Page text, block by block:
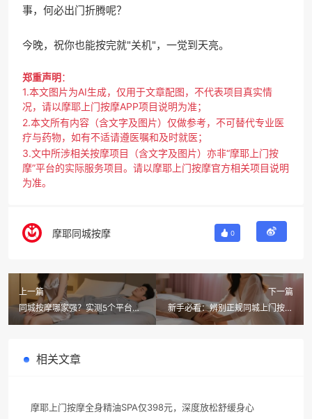
事，何必出门折腾呢？
今晚，祝你也能按完就"关机"，一觉到天亮。
郑重声明：
1.本文图片为AI生成，仅用于文章配图，不代表项目真实情
况，请以摩耶上门按摩APP项目说明为准；
2.本文所有内容（含文字及图片）仅做参考，不可替代专业医
疗与药物，如有不适请遵医嘱和及时就医；
3.文中所涉相关按摩项目（含文字及图片）亦非“摩耶上门按
摩”平台的实际服务项目。请以摩耶上门按摩官方相关项目说明
为准。
摩耶同城按摩 0
上一篇
同城按摩哪家强？实测5个平台
后，我锁定了摩耶上门按摩的这份
下一篇
新手必看：辨别正规同城上门按摩
平台，摩耶上门按摩这5点太靠谱
相关文章
摩耶上门按摩全身精油SPA仅398元，深度放松舒缓身心